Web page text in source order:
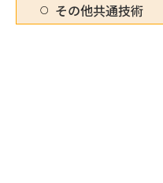
その他共通技術